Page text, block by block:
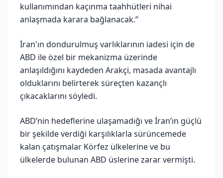
kullanımından kaçınma taahhütleri nihai
anlaşmada karara bağlanacak.”
İran'ın dondurulmuş varlıklarının iadesi için de
ABD ile özel bir mekanizma üzerinde
anlaşıldığını kaydeden Arakçi, masada avantajlı
olduklarını belirterek süreçten kazançlı
çıkacaklarını söyledi.
ABD’nin hedeflerine ulaşamadığı ve İran’ın güçlü
bir şekilde verdiği karşılıklarla sürüncemede
kalan çatışmalar Körfez ülkelerine ve bu
ülkelerde bulunan ABD üslerine zarar vermişti.